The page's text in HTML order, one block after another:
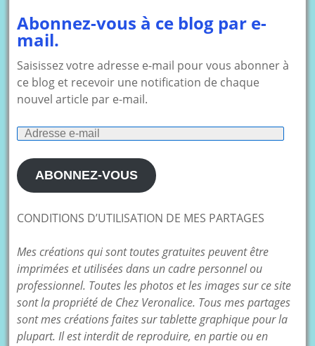
Abonnez-vous à ce blog par e-
mail.
Saisissez votre adresse e-mail pour vous abonner à
ce blog et recevoir une notification de chaque
nouvel article par e-mail.
Adresse
mail
ABONNEZ-VOUS
CONDITIONS D’UTILISATION DE MES PARTAGES
Mes créations qui sont toutes gratuites peuvent être
imprimées et utilisées dans un cadre personnel ou
professionnel. Toutes les photos et les images sur ce site
sont la propriété de Chez Veronalice. Tous mes partages
sont mes créations faites sur tablette graphique pour la
plupart. Il est interdit de reproduire, en partie ou en